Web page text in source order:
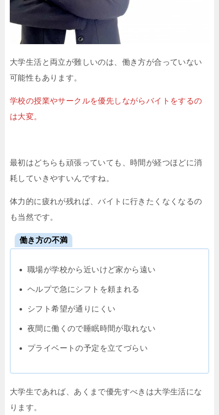
大学生活と両立が難しいのは、働き方が合っていない
可能性もあります。
学校の授業やサークルを優先しながらバイトをするの
は大変。
最初はどちらも頑張っていても、時間が経つほどに消
耗していきやすいんですね。
体力的に疲れが残れば、バイトに行きたくなくなるの
も当然です。
働き方の不満
職場が学校から近いけど家から遠い
ヘルプで急にシフトを頼まれる
シフト希望が通りにくい
夜間に働くので睡眠時間が取れない
プライベートの予定を立てづらい
大学生であれば、あくまで優先すべきは大学生活にな
ります。